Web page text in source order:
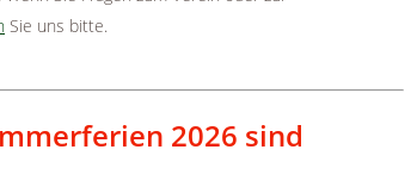
Sie uns bitte.
2026 sind